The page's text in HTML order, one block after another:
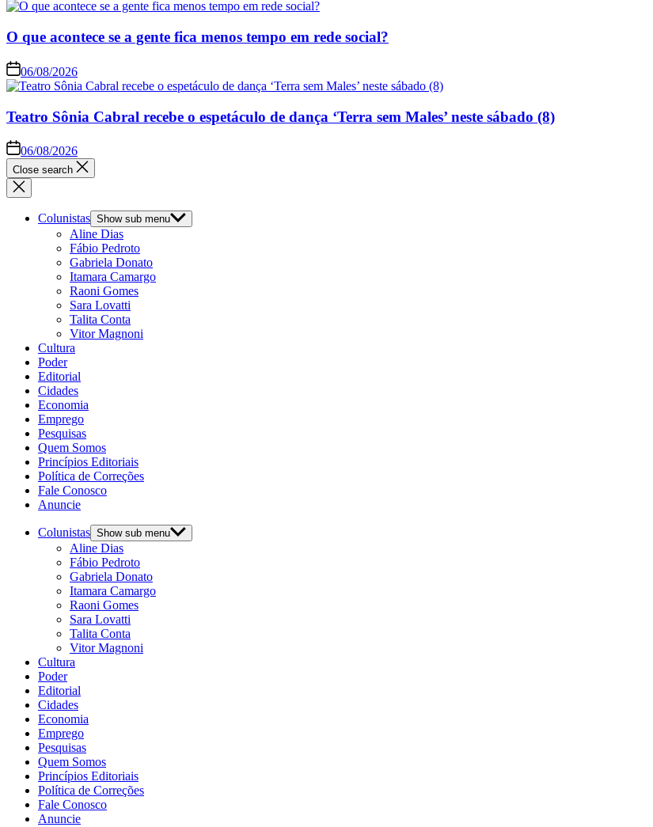
O que acontece se a gente fica menos tempo em rede social?
06/08/2026
Teatro Sônia Cabral recebe o espetáculo de dança ‘Terra sem Males’ neste sábado (8)
06/08/2026
Close search
Colunistas Show sub menu
Aline Dias
Fábio Pedroto
Gabriela Donato
Itamara Camargo
Raoni Gomes
Sara Lovatti
Talita Conta
Vitor Magnoni
Cultura
Poder
Editorial
Cidades
Economia
Emprego
Pesquisas
Quem Somos
Princípios Editoriais
Política de Correções
Fale Conosco
Anuncie
Colunistas Show sub menu
Aline Dias
Fábio Pedroto
Gabriela Donato
Itamara Camargo
Raoni Gomes
Sara Lovatti
Talita Conta
Vitor Magnoni
Cultura
Poder
Editorial
Cidades
Economia
Emprego
Pesquisas
Quem Somos
Princípios Editoriais
Política de Correções
Fale Conosco
Anuncie